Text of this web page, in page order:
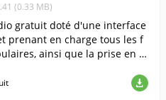
(0.33 MB)
gratuit doté d'une interface
prenant en charge tous les f
ainsi que la prise en c
amovibles.